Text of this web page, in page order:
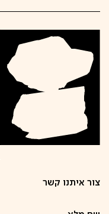
צור איתנו קשר